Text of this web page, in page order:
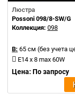
Люстра
Possoni 098/8-SW/G
Коллекция: 098
В: 65 см (без учета
E14 x 8 max 60W
Цена: По запросу